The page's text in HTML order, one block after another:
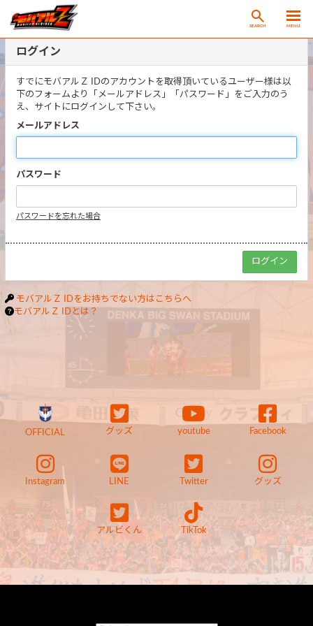
SEARCH MENU
ログイン
すでにモバアルＺ IDのアカウントを取得頂いているユーザー様は以
下のフォームより「メールアドレス」「パスワード」をご入力のう
え、サイトにログインして下さい。
メールアドレス
パスワード
パスワードを忘れた場合
モバアルＺ IDをお持ちでない方はこちらへ
モバアルＺ IDとは？
OFFICIAL グッズ youtube Facebook
Instagram LINE Twitter グッズ
アルビくん TikTok